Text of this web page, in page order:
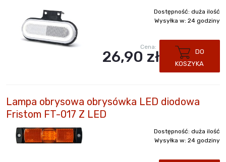
Dostępność: duża ilość
Wysyłka w: 24 godziny
Cena:
26,90 zł
DO
KOSZYKA
Lampa obrysowa obrysówka LED diodowa
Fristom FT-017 Z LED
Dostępność: duża ilość
Wysyłka w: 24 godziny